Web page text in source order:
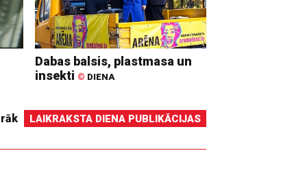
Dabas balsis, plastmasa un
insekti © DIENA
LAIKRAKSTA DIENA PUBLIKĀCIJAS